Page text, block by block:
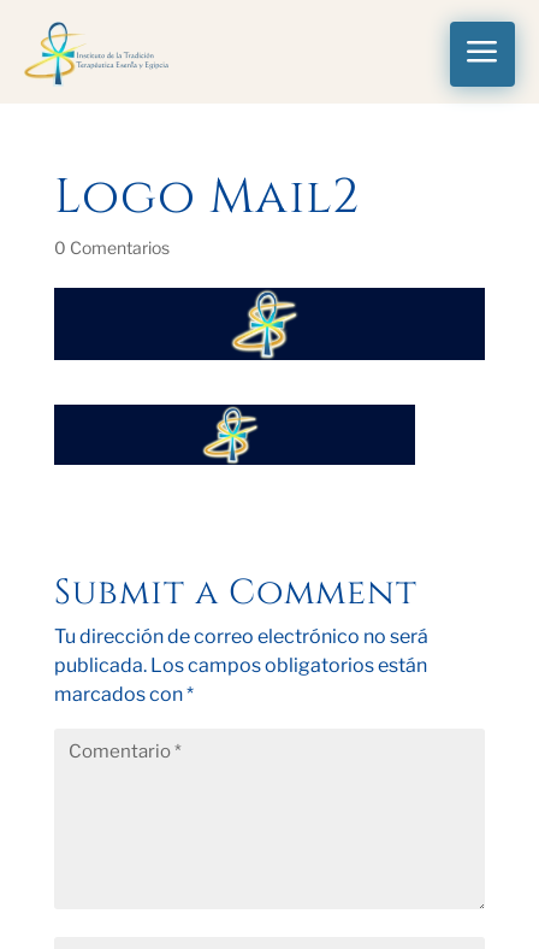
a
Logo Mail2
0 Comentarios
Submit a Comment
Tu dirección de correo electrónico no será
publicada. Los campos obligatorios están
marcados con*